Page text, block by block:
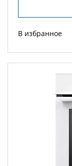
В избранное